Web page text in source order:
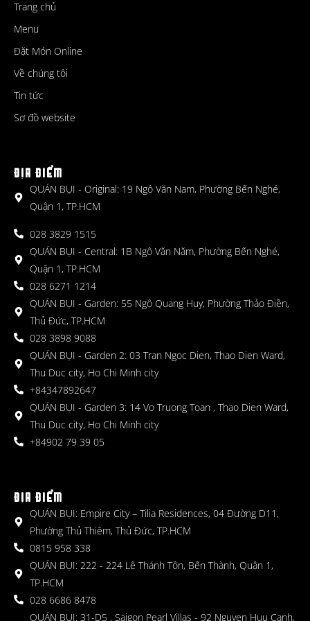
Trang chủ
Menu
Đặt Món Online
Về chúng tôi
Tin tức
Sơ đồ website
ĐỊA ĐIỂM
QUÁN BỤI - Original: 19 Ngô Văn Nam, Phường Bến Nghé,
Quận 1, TP.HCM
028 3829 1515
QUÁN BỤI - Central: 1B Ngô Văn Năm, Phường Bến Nghé,
Quận 1, TP.HCM
028 6271 1214
QUÁN BỤI - Garden: 55 Ngô Quang Huy, Phường Thảo Điền,
Thủ Đức, TP.HCM
028 3898 9088
QUÁN BỤI - Garden 2: 03 Tran Ngoc Dien, Thao Dien Ward,
Thu Duc city, Ho Chi Minh city
+84347892647
QUÁN BỤI - Garden 3: 14 Vo Truong Toan , Thao Dien Ward,
Thu Duc city, Ho Chi Minh city
+84902 79 39 05
ĐỊA ĐIỂM
QUÁN BỤI: Empire City – Tilia Residences, 04 Đường D11,
Phường Thủ Thiêm, Thủ Đức, TP.HCM
0815 958 338
QUÁN BỤI: 222 - 224 Lê Thánh Tôn, Bến Thành, Quận 1,
TP.HCM
028 6686 8478
QUÁN BỤI: 31-D5 , Saigon Pearl Villas - 92 Nguyen Huu Canh,